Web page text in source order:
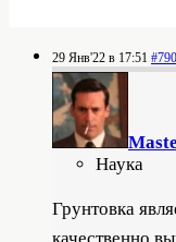
29 Янв'22 в 17:51
Наука
Грунтовка
качественно